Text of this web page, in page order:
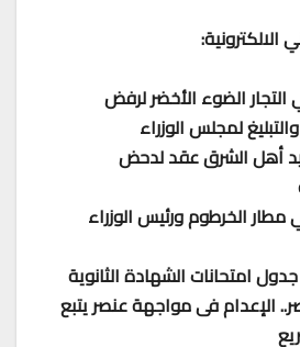
الضوء الأخضر لرفض
لمجلس الوزراء
أهل الشرق عقد لدحض
الخرطوم ورئيس الوزراء
امتحانات الشهادة الثانوية
الإعدام فى مواجهة عنصر يتبع